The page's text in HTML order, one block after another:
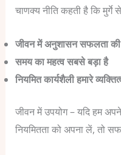
चाणक्य नीति कहती है कि
जीवन में अनुशासन सफलता की
समय का महत्व सबसे बड़ा है
नियमित कार्यशैली हमारे
जीवन में उपयोग – यदि हम
नियमितता को अपना लें, तो